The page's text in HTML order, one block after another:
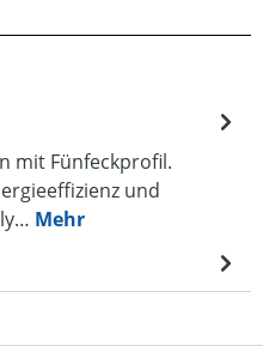
mit Fünfeckprofil.
und
Mehr